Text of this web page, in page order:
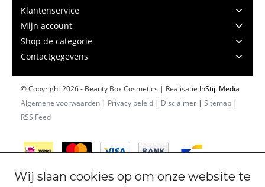
Klantenservice
Mijn account
Shop de categorie
Contactgegevens
© Copyright 2026 - Beauty Box Cosmetics | Realisatie InStijl Media
Algemene voorwaarden | Privacy beleid | Disclaimer | Sitemap |
RSS Feed
Wij slaan cookies op om onze website te